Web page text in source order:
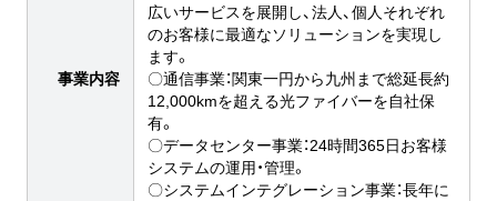
事業内容
広いサービスを展開し、法人、個人それぞれ
のお客様に最適なソリューションを実現し
ます。
〇通信事業：関東一円から九州まで総延長約
12,000kmを超える光ファイバーを自社保
有。
〇データセンター事業：24時間365日お客様
システムの運用・管理。
〇システムインテグレーション事業：長年に